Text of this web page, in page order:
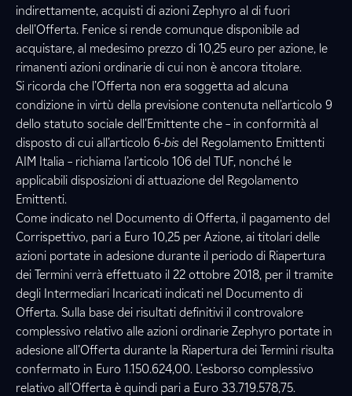
indirettamente, acquisti di azioni Zephyro al di fuori
dell’Offerta. Fenice si rende comunque disponibile ad
acquistare, al medesimo prezzo di 10,25 euro per azione, le
rimanenti azioni ordinarie di cui non è ancora titolare.
Si ricorda che l’Offerta non era soggetta ad alcuna
condizione in virtù della previsione contenuta nell’articolo 9
dello statuto sociale dell’Emittente che – in conformità al
disposto di cui all’articolo 6-bis del Regolamento Emittenti
AIM Italia – richiama l’articolo 106 del TUF, nonché le
applicabili disposizioni di attuazione del Regolamento
Emittenti.
Come indicato nel Documento di Offerta, il pagamento del
Corrispettivo, pari a Euro 10,25 per Azione, ai titolari delle
azioni portate in adesione durante il periodo di Riapertura
dei Termini verrà effettuato il 22 ottobre 2018, per il tramite
degli Intermediari Incaricati indicati nel Documento di
Offerta. Sulla base dei risultati definitivi il controvalore
complessivo relativo alle azioni ordinarie Zephyro portate in
adesione all’Offerta durante la Riapertura dei Termini risulta
confermato in Euro 1.150.624,00. L’esborso complessivo
relativo all’Offerta è quindi pari a Euro 33.719.578,75.